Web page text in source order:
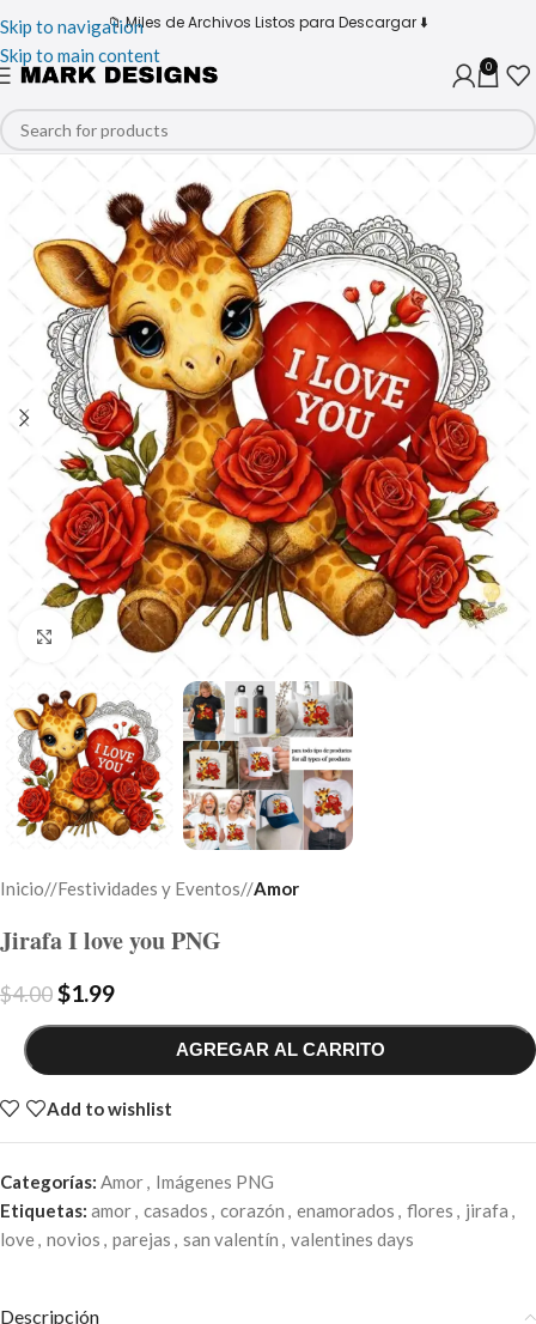
Skip to navigation
Skip to main content
📁 Miles de Archivos Listos para Descargar ⬇️
0
Click to enlarge
Inicio/ Festividades y Eventos/ Amor
Jirafa I love you PNG
$4.00$1.99
AGREGAR AL CARRITO
Add to wishlist
Categorías: Amor, Imágenes PNG
Etiquetas: amor, casados , corazón , enamorados , flores , jirafa ,
love, novios , parejas , san valentín , valentines days
Descripción